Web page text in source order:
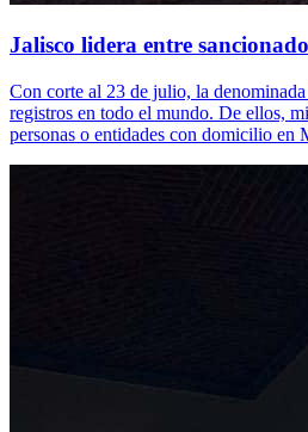
Jalisco lidera entre
Con corte al 23 de julio, la
registros en todo el mundo. De ellos,
personas o entidades con domicilio en